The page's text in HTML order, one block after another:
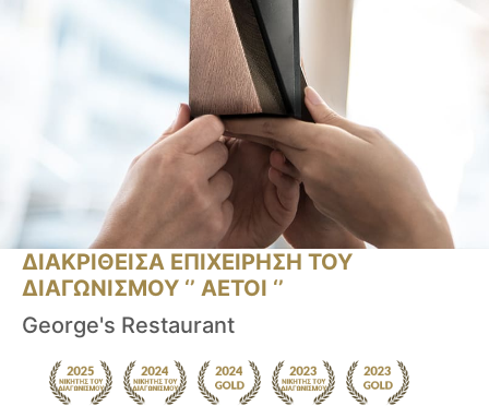
ΔΙΑΚΡΙΘΕΙΣΑ ΕΠΙΧΕΙΡΗΣΗ ΤΟΥ
ΔΙΑΓΩΝΙΣΜΟΥ ‘’ ΑΕΤΟΙ ‘’
George's Restaurant